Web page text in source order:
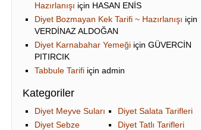
Hazırlanışı için HASAN ENİS
Diyet Bozmayan Kek Tarifi ~ Hazırlanışı için
VERDİNAZ ALDOĞAN
Diyet Karnabahar Yemeği için GÜVERCİN
PITIRCIK
Tabbule Tarifi için admin
Kategoriler
Diyet Meyve Suları
Diyet Salata Tarifleri
Diyet Sebze
Diyet Tatlı Tarifleri